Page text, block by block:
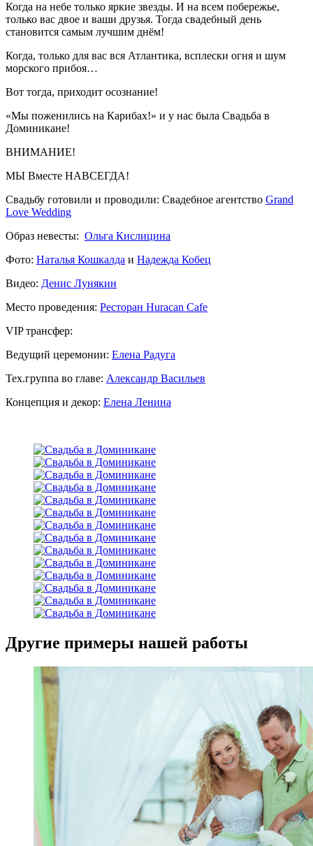
Когда на небе только яркие звезды. И на всем побережье,
только вас двое и ваши друзья. Тогда свадебный день
становится самым лучшим днём!
Когда, только для вас вся Атлантика, всплески огня и шум
морского прибоя…
Вот тогда, приходит осознание!
«Мы поженились на Карибах!» и у нас была Свадьба в
Доминикане!
ВНИМАНИЕ!
МЫ Вместе НАВСЕГДА!
Свадьбу готовили и проводили: Свадебное агентство Grand
Love Wedding
Образ невесты: Ольга Кислицина
Фото: Наталья Кошкалда и Надежда Кобец
Видео: Денис Лунякин
Место проведения: Ресторан Huracan Cafe
VIP трансфер:
Ведущий церемонии: Елена Радуга
Тех.группа во главе: Александр Васильев
Концепция и декор: Елена Ленина
Другие примеры нашей работы